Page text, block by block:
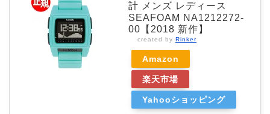
計 メンズ レディース
SEAFOAM NA1212272-
00【2018 新作】
created by Rinker
Amazon
楽天市場
Yahooショッピング